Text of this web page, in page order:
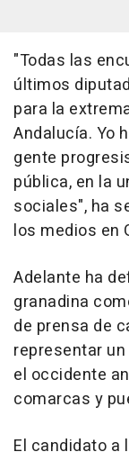
"Todas las
últimos
para la
Andalucía. Yo
gente
pública, en la
sociales", ha
los medios en
Adelante ha
granadina
de prensa de
representar
el occidente
comarcas y
El candidato a